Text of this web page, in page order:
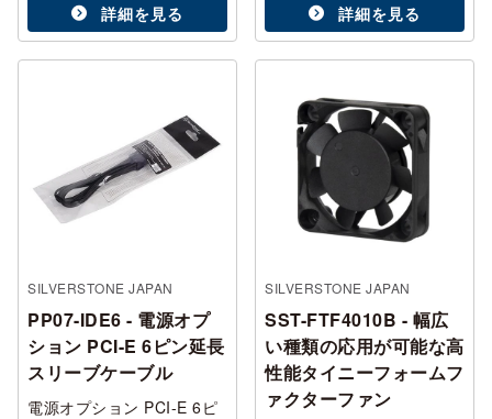
詳細を見る 詳細を見る
SILVERSTONE JAPAN
PP07-IDE6 - 電源オプ
ション PCI-E 6ピン延長
スリーブケーブル
電源オプション PCI-E 6ピ
SILVERSTONE JAPAN
SST-FTF4010B - 幅広
い種類の応用が可能な高
性能タイニーフォームフ
ァクターファン